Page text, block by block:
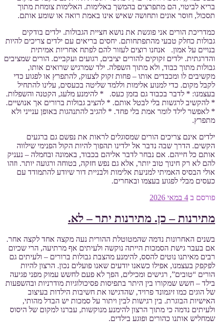
בריא לביטוי, הם מתפרצים בהמשך באלימות. האלימות צומחת מתוך
תסכול, חוסר אונים ותחושה שאיש אינו באמת רואה או שומע אותם.
כמדריכת הורים אני פוגשת את נושא חציית הגבולות. ילדים בודקים
גבולות כחלק טבעי מהתפתחותם. יחסים בריאים עם ילדים צריכים להיות
בנויים על אמון. אנחנו רוצים לעזור להם לפתח אחריות אמיתית
והדרגתית. ילדים זקוקים להורים יציבים, רגועים ועקביים. הורים שמציבים
גבולות מתוך כבוד, ולא מתוך השפלה. ילד שמרגיש שרואים אותו,
מקשיבים לו ומכבדים אותו – פחות זקוק לצעוק, להתפרץ או לפגוע כדי
לקבל מקום. כדי למנוע אלימות וללמד שליטה בכעסים, עלינו להתחיל
בעצמנו: * לדבר בכבוד גם בזמן כעס. * להימנע מלעג, הקטנה והשפלות.
* להקשיב לרגשות בלי לבטל אותם. * להציב גבולות ברורים אך אנושיים.
* לאפשר לילד לומר אמת בלי פחד. * להגיב להתנהגות באופן ענייני ולא
מתפרץ.
ילדים אינם צריכים הורים שמסוגלים לראות את נפשם גם ברגעים
הקשים. הדרך שבה נדבר אל ילדינו תהפוך להיות הקול הפנימי שילווה
אותם כל חייהם. אם נבחר לדבר אליהם בכבוד, באמונה ובחמלה – נעניק
להם לא רק חינוך טוב יותר, אלא גם נפש חזקה, בטוחה ורגועה יותר. וזהו
אולי הבסיס האמיתי למניעת אלימות ולבניית דור שיודע להתמודד עם
כעסים מבלי לפגוע בעצמו ובאחרים.
פורסם ב 4 במאי 2026
מתירנות – כן. מתירנות יתר – לא.
בשנים האחרונות נדמה שהמטוטלת ההורית נעה מקצה אחד לקצה אחר.
אם בעבר גישת הסמכות הייתה נוקשה ולעיתים אף מרתיעה, הרי שכיום
רבים מאיתנו נוטים להסס, להימנע מהצבת גבולות ברורים – ולעיתים גם
לפקפק בעצמנו, אפילו כשאנו יודעים שאנו פועלים נכון. הרצון להיות
הורים “טובים”, רגישים ומכילים, הפך לא פעם לחשש עמוק מפני פגיעה
בילד – חשש שמקורו בין היתר בתפיסות פסיכולוגיות מודרניות ובהשפעות
של הוגים כמו זיגמונד פרויד, שהדגישו את חשיבות הילדות בעיצוב
האישיות הבוגרת. בין רגישות לבין ויתור על סמכות יש הבדל מהותי,
ולעיתים נדמה כי מתוך הרצון להימנע מנוקשות, עברנו למקום של היסוס
שמחליש אותנו כהורים ופוגע בילדים.